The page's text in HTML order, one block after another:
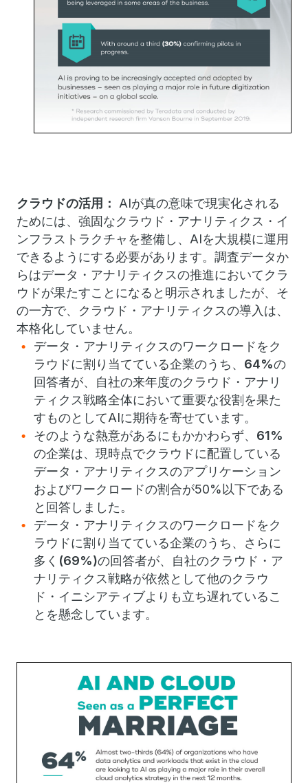
クラウドの活用：
AIが真の意味で現実化される
ためには、強固なクラウド・アナリティクス・イ
ンフラストラクチャを整備し、AIを大規模に運用
できるようにする必要があります。調査データか
らはデータ・アナリティクスの推進においてクラ
ウドが果たすことになると明示されましたが、そ
の一方で、クラウド・アナリティクスの導入は、
本格化していません。
データ・アナリティクスのワークロードをク
ラウドに割り当てている企業のうち、 64%の
回答者が、自社の来年度のクラウド・アナリ
ティクス戦略全体において重要な役割を果た
すものとしてAIに期待を寄せています。
そのような熱意があるにもかかわらず、 61%
の企業は、現時点でクラウドに配置している
データ・アナリティクスのアプリケーション
およびワークロードの割合が50%以下である
と回答しました。
データ・アナリティクスのワークロードをク
ラウドに割り当てている企業のうち、さらに
多く (69%)の回答者が、自社のクラウド・ア
ナリティクス戦略が依然として他のクラウ
ド・イニシアティブよりも立ち遅れているこ
とを懸念しています。